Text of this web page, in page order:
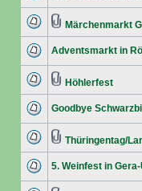
Märchenmarkt
Adventsmarkt in
Höhlerfest
Goodbye
Thüringentag/
5. Weinfest in